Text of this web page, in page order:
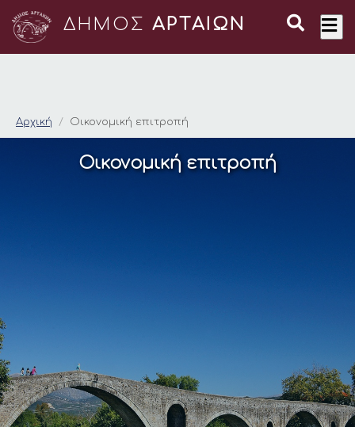
ΔΗΜΟΣ ΑΡΤΑΙΩΝ
Οικονομική
Αρχική Οικονομική επιτροπή
Οικονομική επιτροπή